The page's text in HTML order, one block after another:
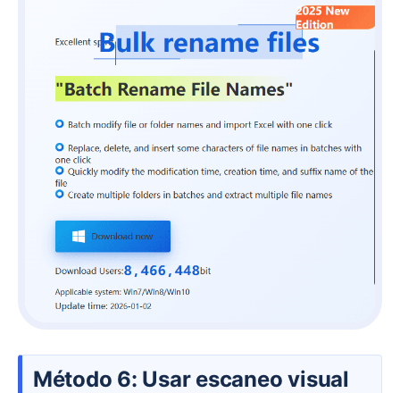
Método 6: Usar escaneo visual